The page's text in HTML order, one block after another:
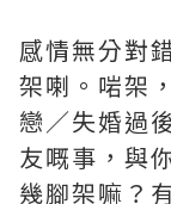
感情無分對
架喇。啱架
戀／失婚過
友嘅事，與
幾腳架嘛？